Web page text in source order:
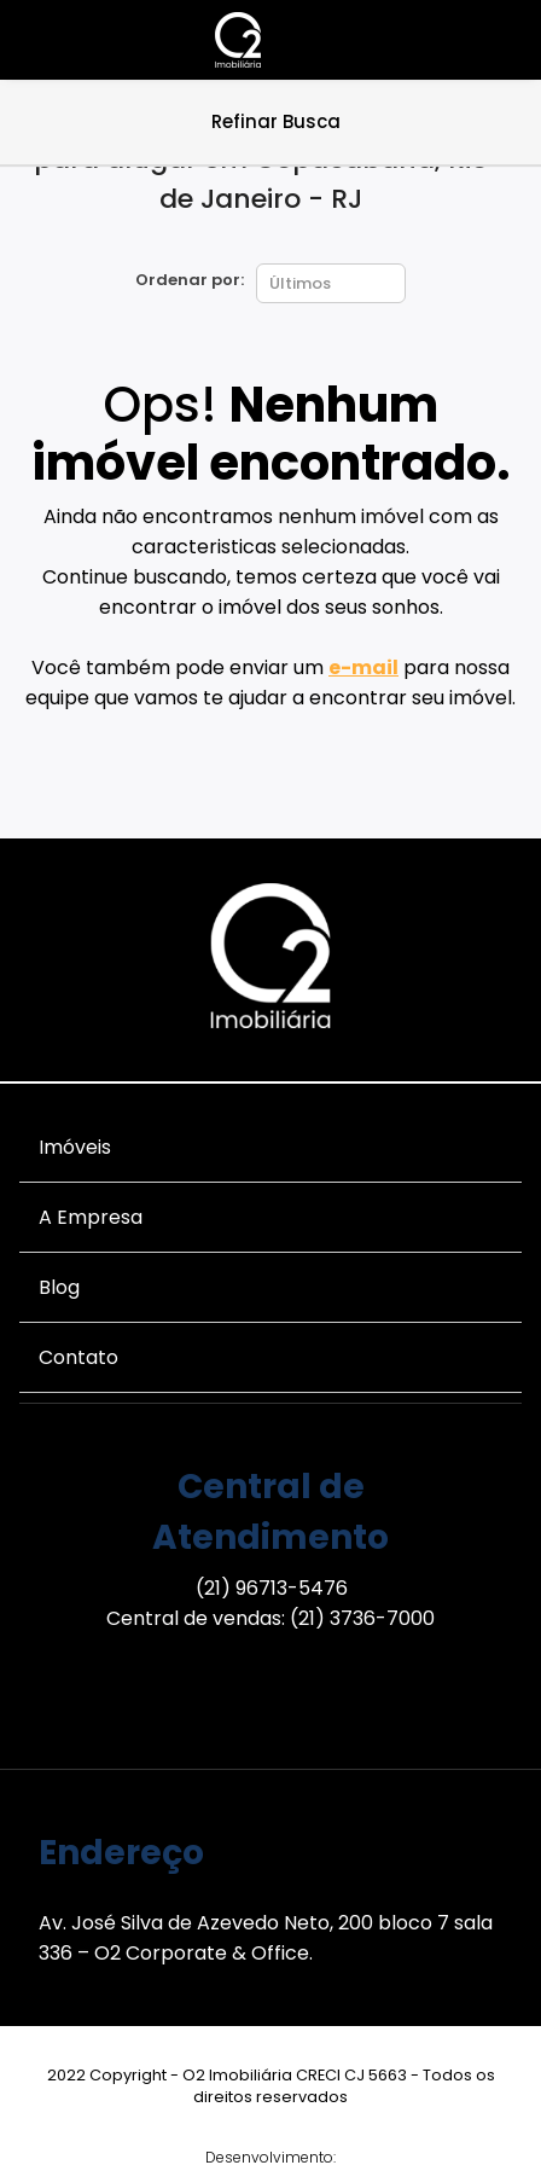
Refinar Busca
Não encontramos apartamentos
para alugar em Copacabana, Rio
de Janeiro - RJ
Ordenar por:
Ops! Nenhum
imóvel encontrado.
Ainda não encontramos nenhum imóvel com as
caracteristicas selecionadas.
Continue buscando, temos certeza que você vai
encontrar o imóvel dos seus sonhos.
Você também pode enviar um e-mail para nossa
equipe que vamos te ajudar a encontrar seu imóvel.
Imóveis
A Empresa
Blog
Contato
Central de
Atendimento
(21) 96713-5476
Central de vendas: (21) 3736-7000
Endereço
Av. José Silva de Azevedo Neto, 200 bloco 7 sala
336 – O2 Corporate & Office.
2022 Copyright - O2 Imobiliária CRECI CJ 5663 - Todos os
direitos reservados
Desenvolvimento: